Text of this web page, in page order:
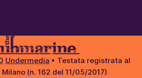
Undermedia • Testata registrata al
(n. 162 del 11/05/2017)